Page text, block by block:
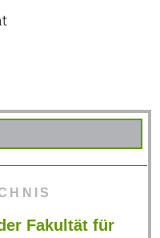
Fakultät für